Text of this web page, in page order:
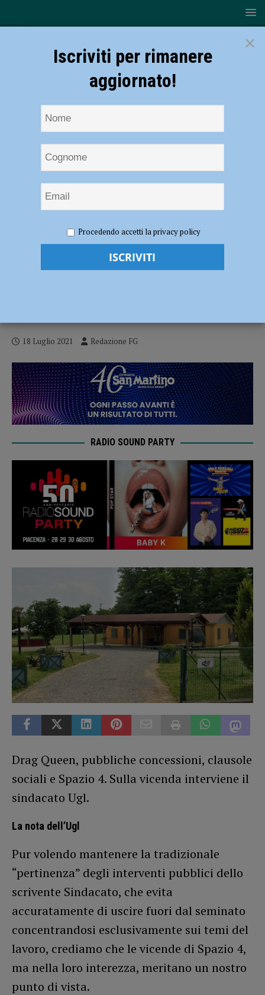
Ugl: “Gestori inadempienti in almeno due occasioni, la concessione è
ancora valida?”
Spazio 4, il sindacato Ugl: “Gestori
18 Luglio 2021 Redazione FG
RADIO SOUND PARTY
Drag Queen, pubbliche concessioni, clausole
sociali e Spazio 4. Sulla vicenda interviene il
sindacato Ugl.
La nota dell’Ugl
Pur volendo mantenere la tradizionale
“pertinenza” degli interventi pubblici dello
scrivente Sindacato, che evita
accuratamente di uscire fuori dal seminato
concentrandosi esclusivamente sui temi del
lavoro, crediamo che le vicende di Spazio 4,
ma nella loro interezza, meritano un nostro
punto di vista.
×
Iscriviti per rimanere
aggiornato!
Procedendo accetti la privacy policy